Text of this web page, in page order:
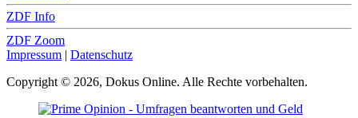
ZDF Info
ZDF Zoom
Impressum | Datenschutz
Copyright © 2026, Dokus Online. Alle Rechte vorbehalten.